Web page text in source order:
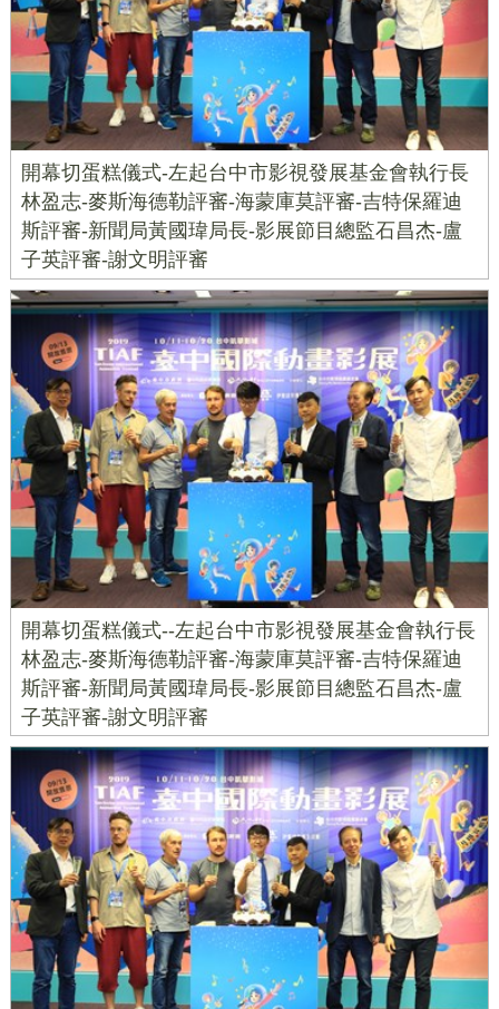
開幕切蛋糕儀式-左起台中市影視發展基金會執行長
林盈志-麥斯海德勒評審-海蒙庫莫評審-吉特保羅迪
斯評審-新聞局黃國瑋局長-影展節目總監石昌杰-盧
子英評審-謝文明評審
開幕切蛋糕儀式--左起台中市影視發展基金會執行長
林盈志-麥斯海德勒評審-海蒙庫莫評審-吉特保羅迪
斯評審-新聞局黃國瑋局長-影展節目總監石昌杰-盧
子英評審-謝文明評審